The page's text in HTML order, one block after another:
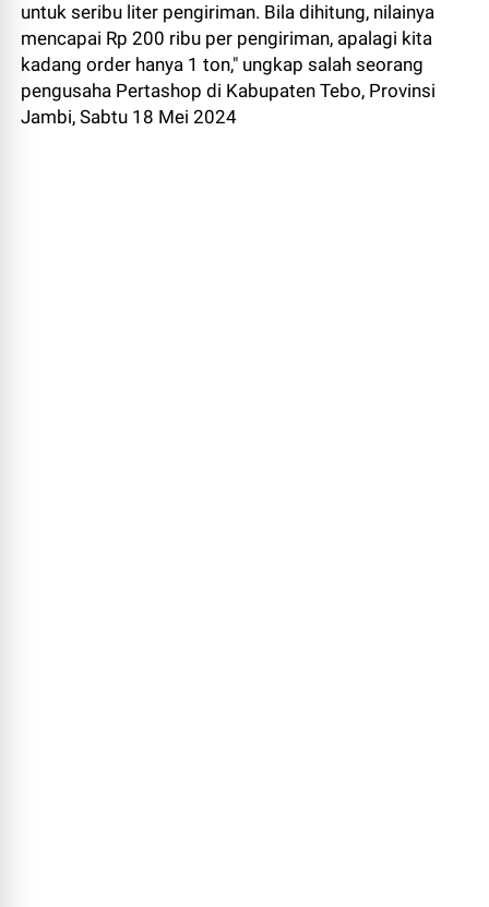
untuk seribu liter pengiriman. Bila dihitung, nilainya
mencapai Rp 200 ribu per pengiriman, apalagi kita
kadang order hanya 1 ton," ungkap salah seorang
pengusaha Pertashop di Kabupaten Tebo, Provinsi
Jambi, Sabtu 18 Mei 2024